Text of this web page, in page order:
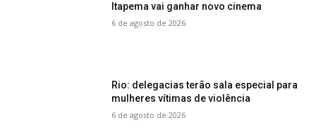
Itapema vai ganhar novo cinema
6 de agosto de 2026
Rio: delegacias terão sala especial para
mulheres vítimas de violência
6 de agosto de 2026